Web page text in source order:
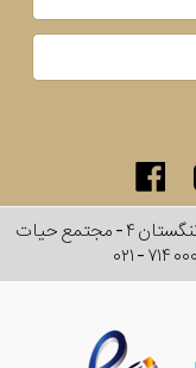
آدرس: تهران - خ پاسداران - رو به روی اقدسیه - تنگستان ۴ - مجتمع حیات
- ۷۱۴ ۰۰۰ ۱۰